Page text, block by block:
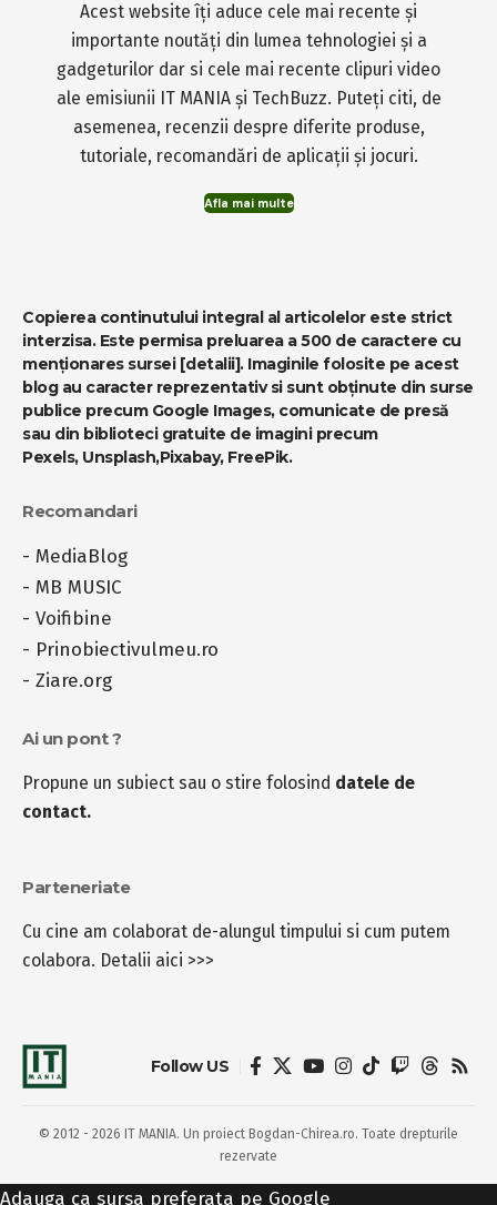
Acest website îți aduce cele mai recente și
importante noutăți din lumea tehnologiei și a
gadgeturilor dar si cele mai recente clipuri video
ale emisiunii IT MANIA și TechBuzz. Puteți citi, de
asemenea, recenzii despre diferite produse,
tutoriale, recomandări de aplicații și jocuri.
Afla mai multe
Copierea continutului integral al articolelor este strict
interzisa. Este permisa preluarea a 500 de caractere cu
menționares sursei [detalii]. Imaginile folosite pe acest
blog au caracter reprezentativ si sunt obținute din surse
publice precum Google Images, comunicate de presă
sau din biblioteci gratuite de imagini precum
Pexels, Unsplash,Pixabay, FreePik.
Recomandari
- MediaBlog
- MB MUSIC
- Voifibine
- Prinobiectivulmeu.ro
- Ziare.org
Ai un pont ?
Propune un subiect sau o stire folosind datele de
contact.
Parteneriate
Cu cine am colaborat de-alungul timpului si cum putem
colabora. Detalii aici >>>
Follow US
© 2012 - 2026 IT MANIA. Un proiect Bogdan-Chirea.ro. Toate drepturile
rezervate
Adauga ca sursa preferata pe Google